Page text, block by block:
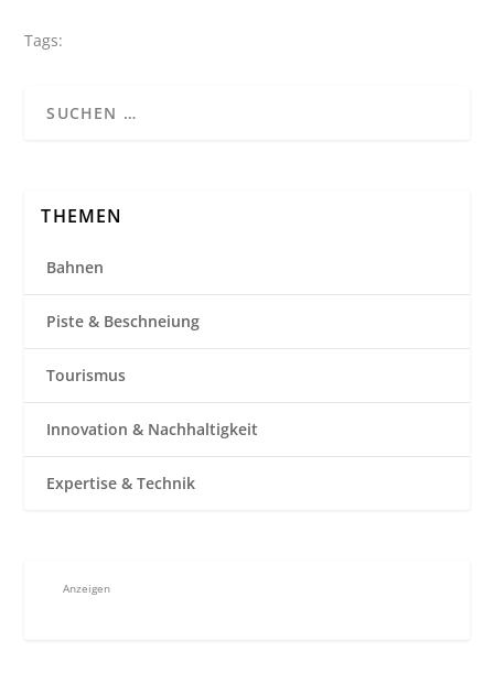
Tags:
THEMEN
Bahnen
Piste & Beschneiung
Tourismus
Innovation & Nachhaltigkeit
Expertise & Technik
Anzeigen